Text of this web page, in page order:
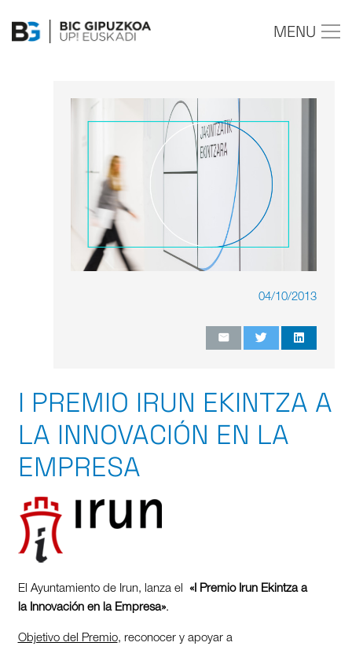
MENU
04/10/2013
I PREMIO IRUN EKINTZA A
LA INNOVACIÓN EN LA
EMPRESA
El Ayuntamiento de Irun, lanza el «I Premio Irun Ekintza a
la Innovación en la Empresa».
Objetivo del Premio, reconocer y apoyar a